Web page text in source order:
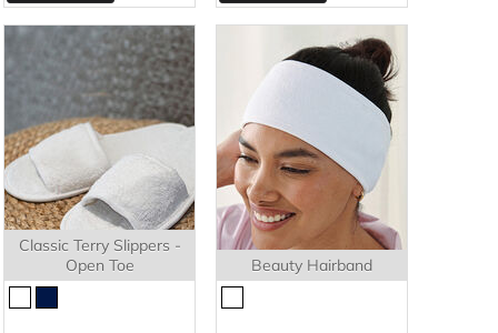
Classic Terry Slippers -
Open Toe
Beauty Hairband